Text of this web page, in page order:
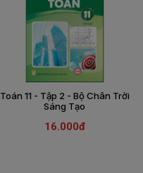
Toán 11 - Tập 2 - Bộ Chân Trời
Sáng Tạo
16.000đ